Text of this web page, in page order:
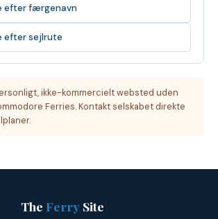
efter færgenavn
efter sejlrute
ikke-kommercielt websted uden
Ferries. Kontakt selskabet direkte
The Ferry Site